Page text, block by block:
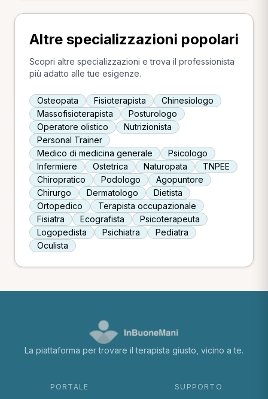
Altre specializzazioni popolari
Scopri altre specializzazioni e trova il professionista
più adatto alle tue esigenze.
Osteopata Fisioterapista
Chinesiologo
Massofisioterapista
Posturologo
Operatore olistico
Nutrizionista
Personal Trainer
Medico di medicina generale
Psicologo
Infermiere
Ostetrica Naturopata
TNPEE
Chiropratico
Podologo
Agopuntore
Chirurgo
Dermatologo
Dietista
Ortopedico
Terapista occupazionale
Fisiatra
Ecografista
Psicoterapeuta
Logopedista
Psichiatra
Pediatra
Oculista
La piattaforma per trovare il terapista giusto, vicino a te.
PORTALE SUPPORTO